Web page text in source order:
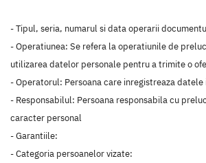
- Tipul, seria, numarul si data operarii
- Operatiunea: Se refera la operatiunile de
utilizarea datelor personale pentru a trimite o
- Operatorul: Persoana care inregistreaza datele
- Responsabilul: Persoana responsabila cu
caracter personal
- Garantiile:
- Categoria persoanelor vizate: